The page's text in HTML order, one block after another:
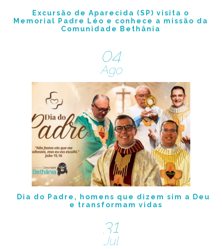
Excursão de Aparecida (SP) visita o
Memorial Padre Léo e conhece a missão da
Comunidade Bethânia
04
Ago
Dia do Padre, homens que dizem sim a Deus
e transformam vidas
31
Jul